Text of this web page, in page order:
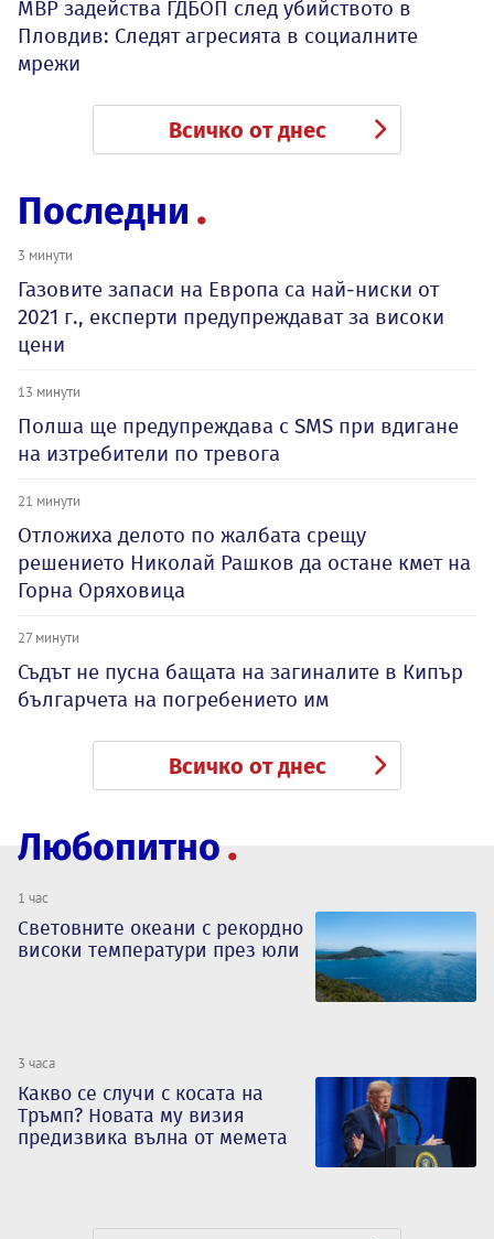
МВР задейства ГДБОП след убийството в
Пловдив: Следят агресията в социалните
мрежи
Всичко от днес
Последни
3 минути
Газовите запаси на Европа са най-ниски от
2021 г., експерти предупреждават за високи
цени
13 минути
Полша ще предупреждава с SMS при вдигане
на изтребители по тревога
21 минути
Отложиха делото по жалбата срещу
решението Николай Рашков да остане кмет на
Горна Оряховица
27 минути
Съдът не пусна бащата на загиналите в Кипър
българчета на погребението им
Всичко от днес
Любопитно
1 час
Световните океани с рекордно
високи температури през юли
3 часа
Какво се случи с косата на
Тръмп? Новата му визия
предизвика вълна от мемета